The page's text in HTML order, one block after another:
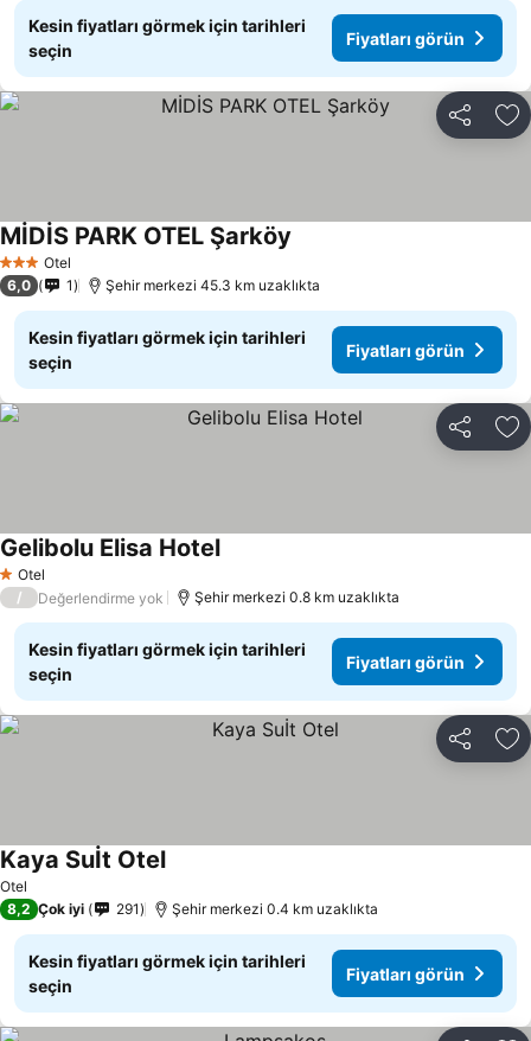
Kesin fiyatları görmek için tarihleri
seçin
Fiyatları görün
Paylaş
3 YıldızOtel
MİDİS PARK OTEL Şarköy
6,0 1 Şehir merkezi 45.3 km uzaklıkta
Kesin fiyatları görmek için tarihleri
seçin
Fiyatları görün
Paylaş
1 Yıldız
Otel
Gelibolu Elisa Hotel
/ Değerlendirme yok Şehir merkezi 0.8 km uzaklıkta
Kesin fiyatları görmek için tarihleri
seçin
Fiyatları görün
Paylaş
Otel
Kaya Suİt Otel
8,2 Çok iyi 291 Şehir merkezi 0.4 km uzaklıkta
Kesin fiyatları görmek için tarihleri
seçin
Fiyatları görün